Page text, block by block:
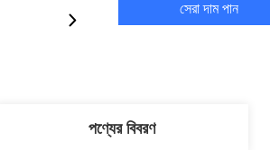
সেরা দাম পান
পণ্যের বিবরণ